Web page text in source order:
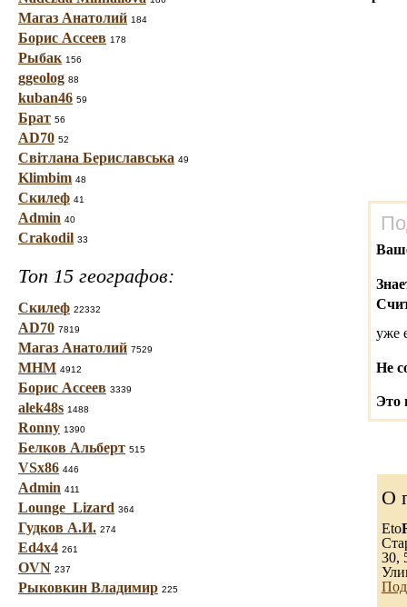
Магаз Анатолий 184
Борис Ассеев 178
Рыбак 156
ggeolog 88
kuban46 59
Брат 56
AD70 52
Світлана Бериславська 49
Klimbim 48
Скилеф 41
Admin 40
Crakodil 33
Топ 15 географов:
Скилеф 22332
AD70 7819
Магаз Анатолий 7529
МНМ 4912
Борис Ассеев 3339
alek48s 1488
Ronny 1390
Белков Альберт 515
VSx86 446
Admin 411
Lounge_Lizard 364
Гудков А.И. 274
Ed4x4 261
OVN 237
Рыковкин Владимир 225
уже
Не
Это
О
Eto
30,